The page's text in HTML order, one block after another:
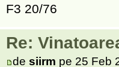
F3 20/76
Re:
desiirm pe 25 Feb